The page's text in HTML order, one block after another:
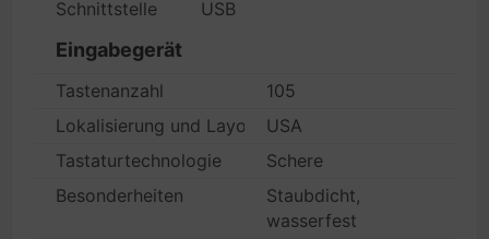
Schnittstelle
USB
Eingabegerät
Tastenanzahl
105
Lokalisierung und Layout
USA
Tastaturtechnologie
Schere
Besonderheiten
Staubdicht,
wasserfest